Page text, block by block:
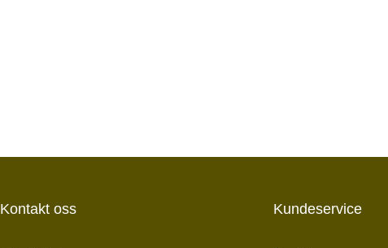
Kontakt oss Kundeservice